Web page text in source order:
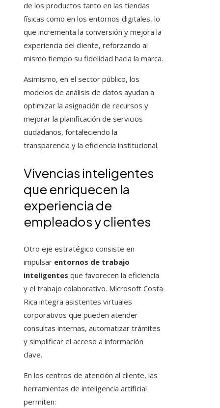
de los productos tanto en las tiendas
físicas como en los entornos digitales, lo
que incrementa la conversión y mejora la
experiencia del cliente, reforzando al
mismo tiempo su fidelidad hacia la marca.
Asimismo, en el sector público, los
modelos de análisis de datos ayudan a
optimizar la asignación de recursos y
mejorar la planificación de servicios
ciudadanos, fortaleciendo la
transparencia y la eficiencia institucional.
Vivencias inteligentes
que enriquecen la
experiencia de
empleados y clientes
Otro eje estratégico consiste en
impulsar entornos de trabajo
inteligentes que favorecen la eficiencia
y el trabajo colaborativo. Microsoft Costa
Rica integra asistentes virtuales
corporativos que pueden atender
consultas internas, automatizar trámites
y simplificar el acceso a información
clave.
En los centros de atención al cliente, las
herramientas de inteligencia artificial
permiten: